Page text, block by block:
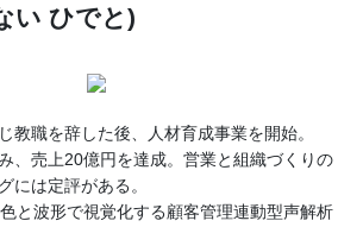
い ひでと)
教職を辞した後、人材育成事業を開始。
、売上20億円を達成。営業と組織づくりの
には定評がある。
と波形で視覚化する顧客管理連動型声解析